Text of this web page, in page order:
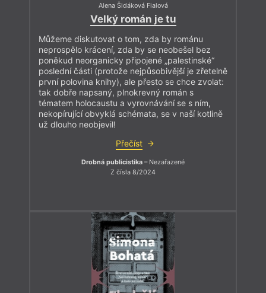
Alena Šidáková Fialová
Velký román je tu
Můžeme diskutovat o tom, zda by románu
neprospělo krácení, zda by se neobešel bez
poněkud neorganicky připojené „palestinské“
poslední části (protože nejpůsobivější je zřetelně
první polovina knihy), ale přesto se chce zvolat:
tak dobře napsaný, plnokrevný román s
tématem holocaustu a vyrovnávání se s ním,
nekopírující obvyklá schémata, se v naší kotlině
už dlouho neobjevil!
Přečíst
Drobná publicistika – Nezařazené
Z čísla 8/2024